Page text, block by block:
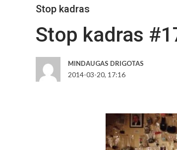
Stop kadras
Stop kadras
MINDAUGAS DRIGOTAS
2014-03-20, 17:16